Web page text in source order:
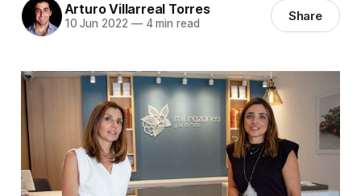
Arturo Villarreal Torres
10 Jun 2022 —4 min read Share